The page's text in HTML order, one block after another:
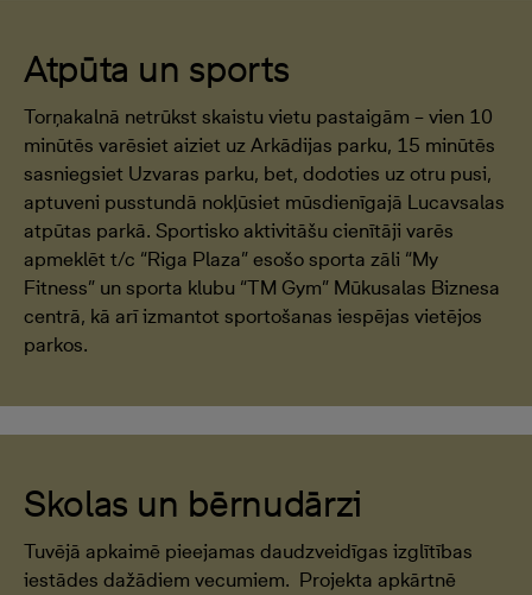
Atpūta un sports
Torņakalnā netrūkst skaistu vietu pastaigām – vien 10
minūtēs varēsiet aiziet uz Arkādijas parku, 15 minūtēs
sasniegsiet Uzvaras parku, bet, dodoties uz otru pusi,
aptuveni pusstundā nokļūsiet mūsdienīgajā Lucavsalas
atpūtas parkā. Sportisko aktivitāšu cienītāji varēs
apmeklēt t/c “Riga Plaza” esošo sporta zāli “My
Fitness” un sporta klubu “TM Gym” Mūkusalas Biznesa
centrā, kā arī izmantot sportošanas iespējas vietējos
parkos.
Skolas un bērnudārzi
Tuvējā apkaimē pieejamas daudzveidīgas izglītības
iestādes dažādiem vecumiem. Projekta apkārtnē